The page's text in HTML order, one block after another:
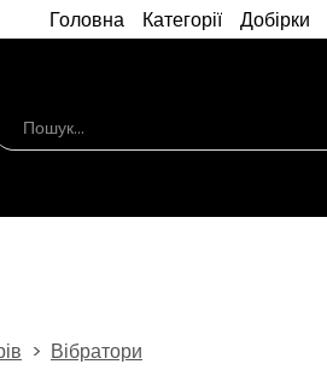
Головна Категорії Добірки
Вібратори